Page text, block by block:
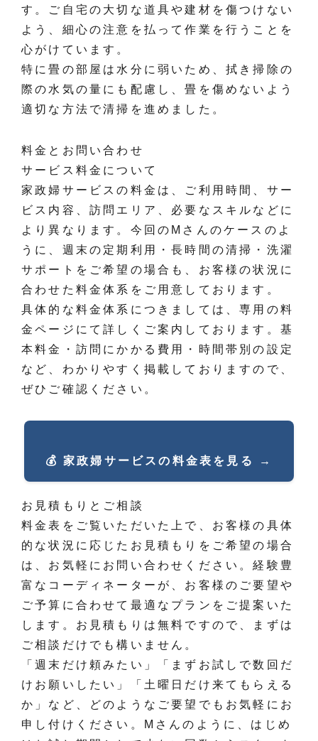
す。ご自宅の大切な道具や建材を傷つけない
よう、細心の注意を払って作業を行うことを
心がけています。
特に畳の部屋は水分に弱いため、拭き掃除の
際の水気の量にも配慮し、畳を傷めないよう
適切な方法で清掃を進めました。
料金とお問い合わせ
サービス料金について
家政婦サービスの料金は、ご利用時間、サー
ビス内容、訪問エリア、必要なスキルなどに
より異なります。今回のMさんのケースのよ
うに、週末の定期利用・長時間の清掃・洗濯
サポートをご希望の場合も、お客様の状況に
合わせた料金体系をご用意しております。
具体的な料金体系につきましては、専用の料
金ページにて詳しくご案内しております。基
本料金・訪問にかかる費用・時間帯別の設定
など、わかりやすく掲載しておりますので、
ぜひご確認ください。
💰 家政婦サービスの料金表を見る →
お見積もりとご相談
料金表をご覧いただいた上で、お客様の具体
的な状況に応じたお見積もりをご希望の場合
は、お気軽にお問い合わせください。経験豊
富なコーディネーターが、お客様のご要望や
ご予算に合わせて最適なプランをご提案いた
します。お見積もりは無料ですので、まずは
ご相談だけでも構いません。
「週末だけ頼みたい」「まずお試しで数回だ
けお願いしたい」「土曜日だけ来てもらえる
か」など、どのようなご要望でもお気軽にお
申し付けください。Mさんのように、はじめ